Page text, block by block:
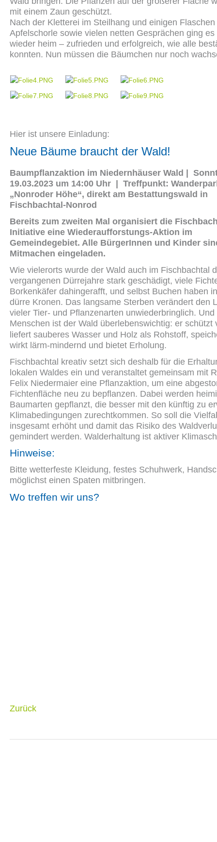
mit einem Zaun geschützt.
Nach der Kletterei im Steilhang und einigen Flaschen
Apfelschorle sowie vielen netten Gesprächen ging es
wieder heim – zufrieden und erfolgreich, wie alle
konnten. Nun müssen die Bäumchen nur noch
Hier ist unsere Einladung:
Neue Bäume braucht der Wald!
Baumpflanzaktion im Niedernhäuser Wald |
19.03.2023 um 14:00 Uhr | Treffpunkt:
„Nonroder Höhe“, direkt am Bestattungswald in
Fischbachtal-Nonrod
Bereits zum zweiten Mal organisiert die
Initiative eine Wiederaufforstungs-Aktion im
Gemeindegebiet. Alle BürgerInnen und Kinder
Mitmachen eingeladen.
Wie vielerorts wurde der Wald auch im Fischbachtal
vergangenen Dürrejahre stark geschädigt, viele
Borkenkäfer dahingerafft, und selbst Buchen haben
dürre Kronen. Das langsame Sterben verändert den
vieler Tier- und Pflanzenarten unwiederbringlich. Und
Menschen ist der Wald überlebenswichtig: er schützt
liefert sauberes Wasser und Holz als Rohstoff,
wirkt lärm-mindernd und bietet Erholung.
Fischbachtal kreativ setzt sich deshalb für die
lokalen Waldes ein und veranstaltet gemeinsam mit
Felix Niedermaier eine Pflanzaktion, um eine
Fichtenfläche neu zu bepflanzen. Dabei werden
Baumarten gepflanzt, die besser mit den künftig zu
Klimabedingungen zurechtkommen. So soll die
insgesamt erhöht und damit das Risiko des
gemindert werden. Walderhaltung ist aktiver
Hinweise:
Bitte wetterfeste Kleidung, festes Schuhwerk,
möglichst einen Spaten mitbringen.
Wo treffen wir uns?
Zurück